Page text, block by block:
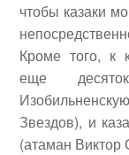
чтобы казаки
Кроме того, к
еще
Звездов), и
(атаман Виктор